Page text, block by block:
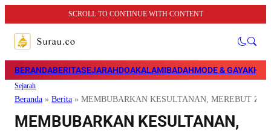
SCROLL TO CONTINUE WITH CONTENT
BERANDABERITASEJARAHDOAKALAMIBADAHMODE & GAYA
Sejarah
Beranda » Berita » MEMBUBARKAN KESULTANAN, MEREBUT
MEMBUBARKAN KESULTANAN,